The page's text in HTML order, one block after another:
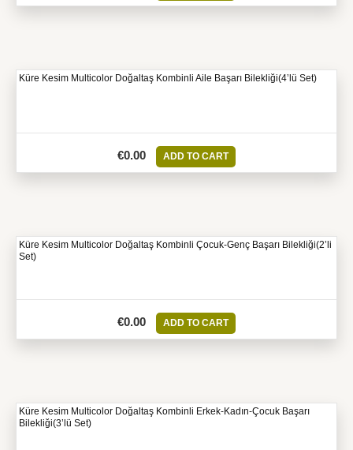
Küre Kesim Multicolor Doğaltaş Kombinli Aile Başarı Bilekliği(4’lü Set)
€0.00 ADD TO CART
Küre Kesim Multicolor Doğaltaş Kombinli Çocuk-Genç Başarı Bilekliği(2’li
Set)
€0.00 ADD TO CART
Küre Kesim Multicolor Doğaltaş Kombinli Erkek-Kadın-Çocuk Başarı
Bilekliği(3’lü Set)